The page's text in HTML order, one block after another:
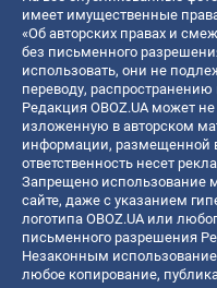
имеет имущественные
«Об авторских правах и
без письменного
использовать, они не
переводу,
Редакция OBOZ.UA может
изложенную в авторском
информации, размещенной
ответственность несет
Запрещено использование
сайте, даже с указанием
логотипа OBOZ.UA или
письменного разрешения
Незаконным
любое копирование,